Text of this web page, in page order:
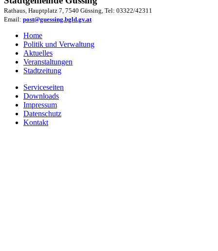
Rathaus, Hauptplatz 7, 7540 Güssing, Tel: 03322/42311
Email: post@guessing.bgld.gv.at
Home
Politik und Verwaltung
Aktuelles
Veranstaltungen
Stadtzeitung
Serviceseiten
Downloads
Impressum
Datenschutz
Kontakt